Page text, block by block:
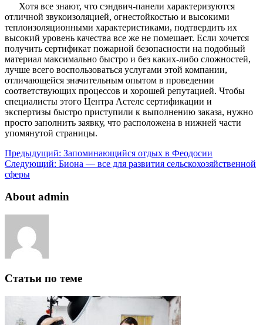
Хотя все знают, что сэндвич-панели характеризуются
отличной звукоизоляцией, огнестойкостью и высокими
теплоизоляционными характеристиками, подтвердить их
высокий уровень качества все же не помешает. Если хочется
получить сертификат пожарной безопасности на подобный
материал максимально быстро и без каких-либо сложностей,
лучше всего воспользоваться услугами этой компании,
отличающейся значительным опытом в проведении
соответствующих процессов и хорошей репутацией. Чтобы
специалисты этого Центра Астелс сертификации и
экспертизы быстро приступили к выполнению заказа, нужно
просто заполнить заявку, что расположена в нижней части
упомянутой страницы.
Предыдущий: Запоминающийся отдых в Феодосии
Следующий: Биона — все для развития сельскохозяйственной
сферы
About admin
Статьи по теме